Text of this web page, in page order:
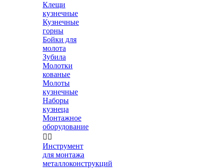
Клещи
кузнечные
Кузнечные
горны
Бойки для
молота
Зубила
Молотки
кованые
Молоты
кузнечные
Наборы
кузнеца
Монтажное
оборудование
 
Инструмент
для монтажа
металлоконструкций